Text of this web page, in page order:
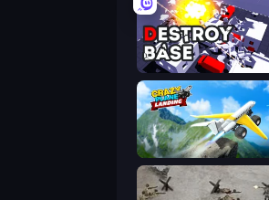
Destroy Base
Crazy Plane Landing